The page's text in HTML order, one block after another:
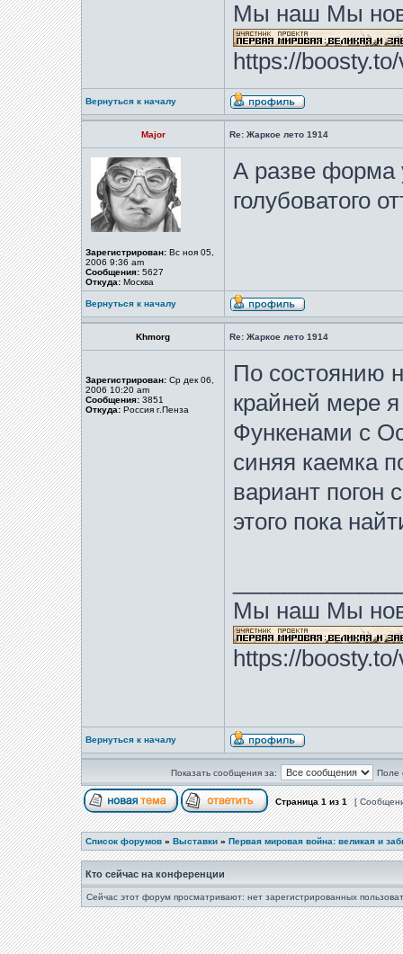
Мы наш Мы
https://
Вернуться к началу
Major Re: Жаркое лето 1914
Зарегистрирован: Вс ноя 05,
2006 9:36 am
Сообщения: 5627
Откуда: Москва
А разве форма
голубоватого
Вернуться к началу
Khmorg Re: Жаркое лето 1914
Зарегистрирован: Ср дек 06,
2006 10:20 am
Сообщения: 3851
Откуда: Россия г.Пенза
По состоянию
крайней мере
Функенами с
синяя каемка
вариант погон
этого пока
Мы наш Мы
https://
Вернуться к началу
Показать сообщения за: Поле
Страница1из1 [
Список форумов » Выставки » Первая мировая война: великая и
Кто сейчас на конференции
Сейчас этот форум просматривают: нет зарегистрированных